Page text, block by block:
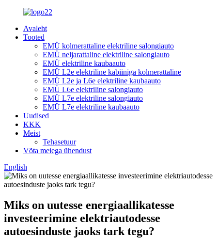
Avaleht
Tooted
EMÜ kolmerattaline elektriline salongiauto
EMÜ neljarattaline elektriline salongiauto
EMÜ elektriline kaubaauto
EMÜ L2e elektriline kabiiniga kolmerattaline
EMÜ L2e ja L6e elektriline kaubaauto
EMÜ L6e elektriline salongiauto
EMÜ L7e elektriline salongiauto
EMÜ L7e elektriline kaubaauto
Uudised
KKK
Meist
Tehasetuur
Võta meiega ühendust
English
Miks on uutesse energiaallikatesse
investeerimine elektriautodesse
autoesinduste jaoks tark tegu?